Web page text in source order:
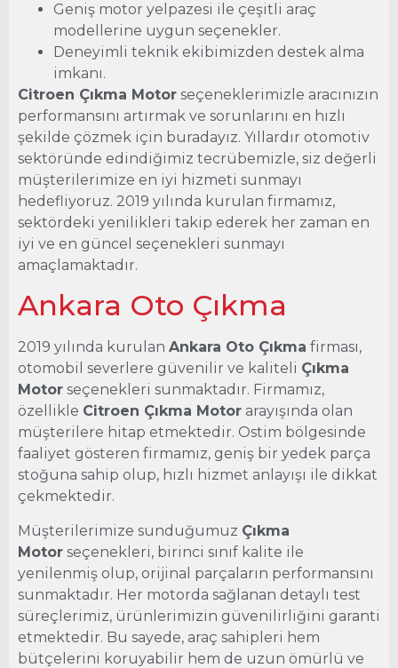
Geniş motor yelpazesi ile çeşitli araç
modellerine uygun seçenekler.
Deneyimli teknik ekibimizden destek alma
imkanı.
Citroen Çıkma Motor seçeneklerimizle aracınızın
performansını artırmak ve sorunlarını en hızlı
şekilde çözmek için buradayız. Yıllardır otomotiv
sektöründe edindiğimiz tecrübemizle, siz değerli
müşterilerimize en iyi hizmeti sunmayı
hedefliyoruz. 2019 yılında kurulan firmamız,
sektördeki yenilikleri takip ederek her zaman en
iyi ve en güncel seçenekleri sunmayı
amaçlamaktadır.
Ankara Oto Çıkma
2019 yılında kurulan Ankara Oto Çıkma firması,
otomobil severlere güvenilir ve kaliteli Çıkma
Motor seçenekleri sunmaktadır. Firmamız,
özellikle Citroen Çıkma Motor arayışında olan
müşterilere hitap etmektedir. Ostim bölgesinde
faaliyet gösteren firmamız, geniş bir yedek parça
stoğuna sahip olup, hızlı hizmet anlayışı ile dikkat
çekmektedir.
Müşterilerimize sunduğumuz Çıkma
Motor seçenekleri, birinci sınıf kalite ile
yenilenmiş olup, orijinal parçaların performansını
sunmaktadır. Her motorda sağlanan detaylı test
süreçlerimiz, ürünlerimizin güvenilirliğini garanti
etmektedir. Bu sayede, araç sahipleri hem
bütçelerini koruyabilir hem de uzun ömürlü ve